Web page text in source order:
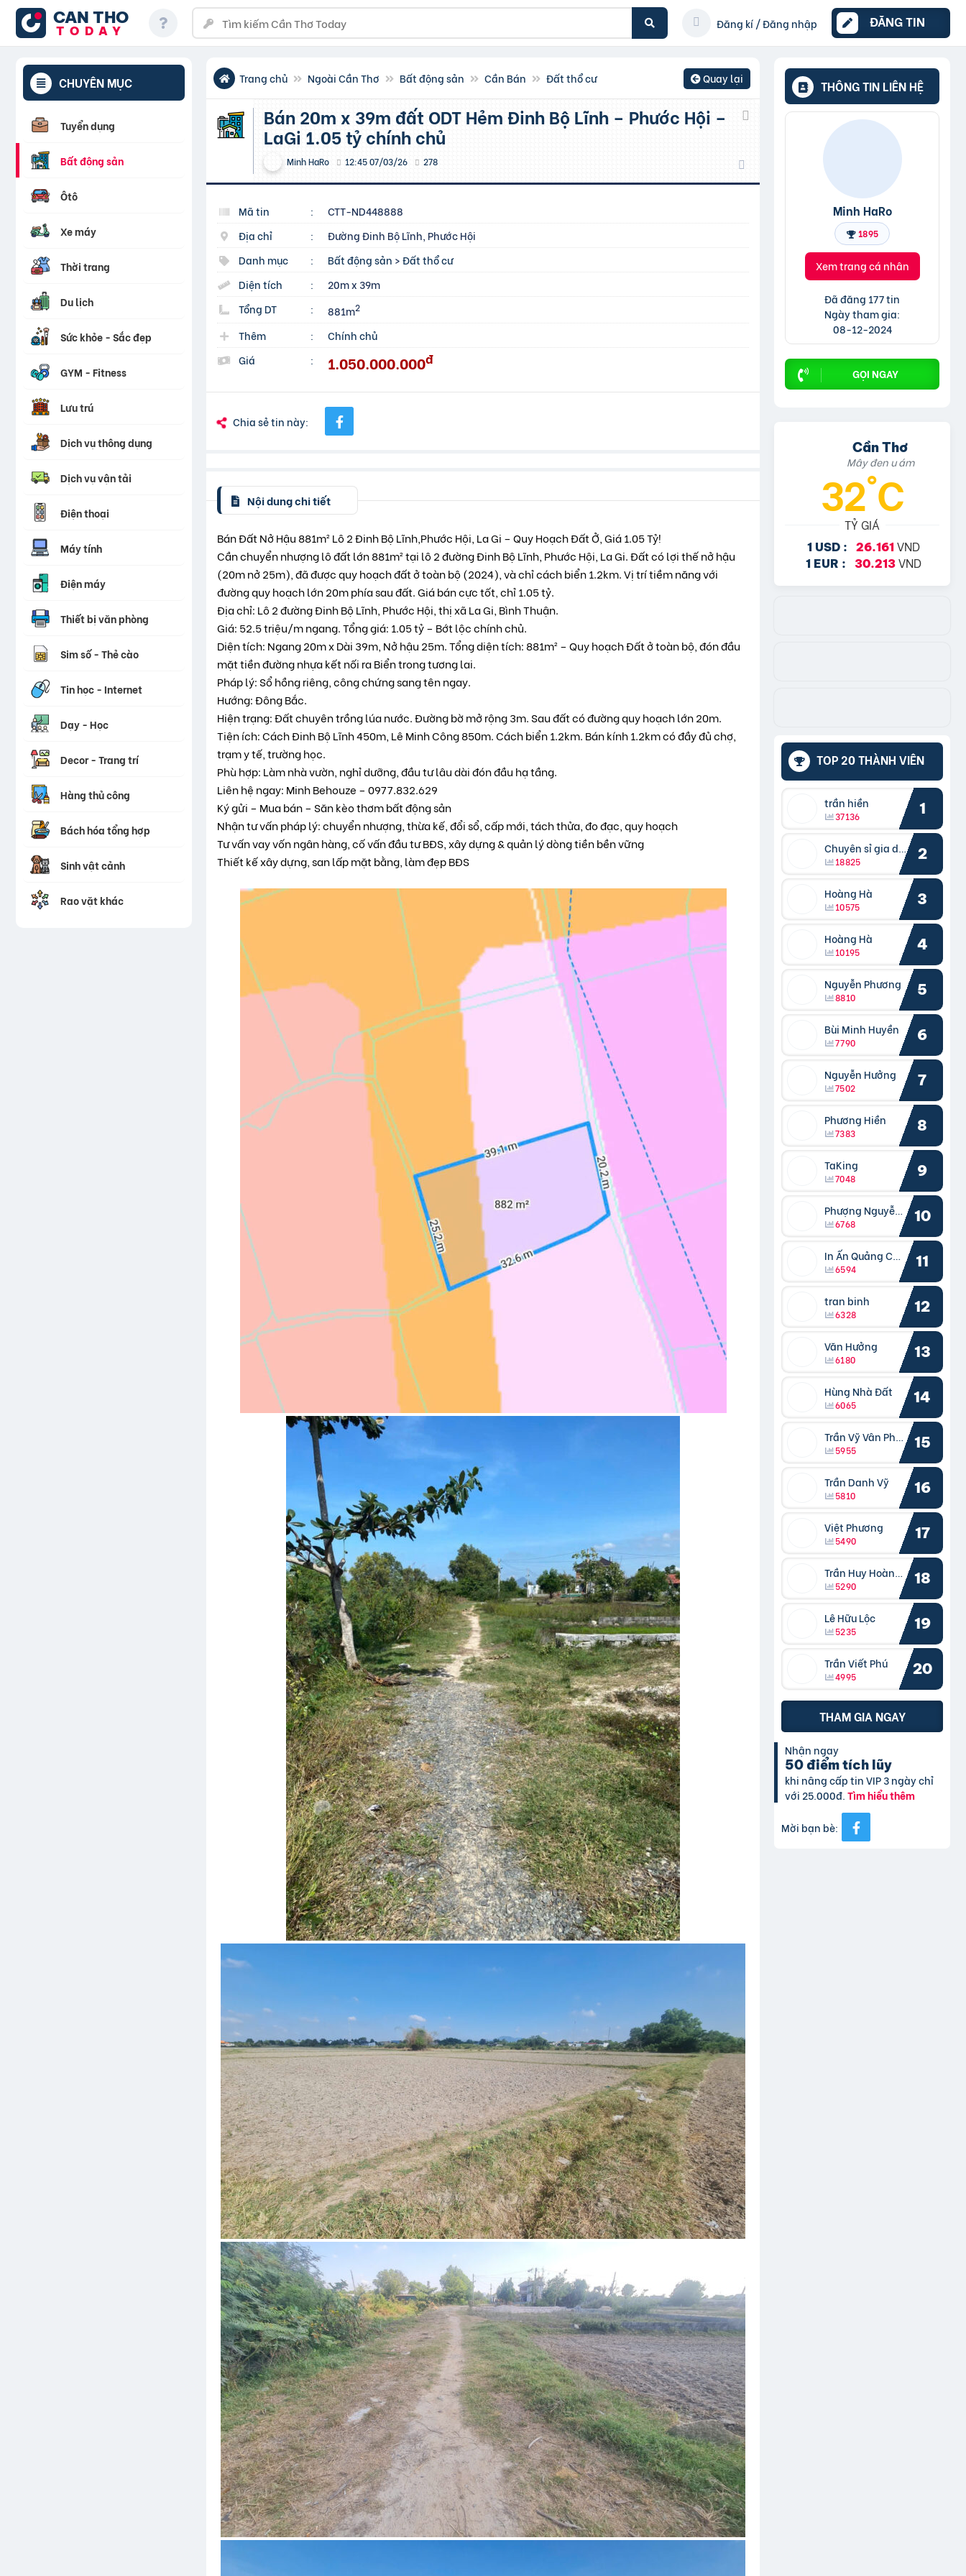
CAN THO
TODAY
Đăng kí / Đăng nhập ĐĂNG TIN
CHUYÊN MỤC
Tuyển dụng
Bất động sản
Ôtô
Xe máy
Thời trang
Du lịch
Sức khỏe - Sắc đẹp
GYM - Fitness
Lưu trú
Dịch vụ thông dụng
Dịch vụ vận tải
Điện thoại
Máy tính
Điện máy
Thiết bị văn phòng
Sim số - Thẻ cào
Tin học - Internet
Dạy - Học
Decor - Trang trí
Hàng thủ công
Bách hóa tổng hợp
Sinh vật cảnh
Rao vặt khác
Trang chủ Ngoài Cần Thơ Bất động sản Cần Bán Đất thổ cư Quay lại
Bán 20m x 39m đất ODT Hẻm Đinh Bộ Lĩnh – Phước Hội –
LaGi 1.05 tỷ chính chủ
Minh HaRo 12:45 07/03/26 278
Mã tin :
CTT-ND448888
Địa chỉ
:
Đường Đinh Bộ Lĩnh, Phước Hội
Danh mục
: Bất động sản >Đất thổ cư
Diện tích
:
20m x 39m
Tổng DT
: 881m2
Thêm :
Chính chủ
Giá
: 1.050.000.000đ
Chia sẻ tin này:
Nội dung chi tiết
Bán Đất Nở Hậu 881m² Lô 2 Đinh Bộ Lĩnh,Phước Hội, La Gi – Quy Hoạch Đất Ở, Giá 1.05 Tỷ!
Cần chuyển nhượng lô đất lớn 881m² tại lô 2 đường Đinh Bộ Lĩnh, Phước Hội, La Gi. Đất có lợi thế nở hậu
(20m nở 25m), đã được quy hoạch đất ở toàn bộ (2024), và chỉ cách biển 1.2km. Vị trí tiềm năng với
đường quy hoạch lớn 20m phía sau đất. Giá bán cực tốt, chỉ 1.05 tỷ.
Địa chỉ: Lô 2 đường Đinh Bộ Lĩnh, Phước Hội, thị xã La Gi, Bình Thuận.
Giá: 52.5 triệu/m ngang. Tổng giá: 1.05 tỷ – Bớt lộc chính chủ.
Diện tích: Ngang 20m x Dài 39m, Nở hậu 25m. Tổng diện tích: 881m² – Quy hoạch Đất ở toàn bộ, đón đầu
mặt tiền đường nhựa kết nối ra Biển trong tương lai.
Pháp lý: Sổ hồng riêng, công chứng sang tên ngay.
Hướng: Đông Bắc.
Hiện trạng: Đất chuyên trồng lúa nước. Đường bờ mở rộng 3m. Sau đất có đường quy hoạch lớn 20m.
Tiện ích: Cách Đinh Bộ Lĩnh 450m, Lê Minh Công 850m. Cách biển 1.2km. Bán kính 1.2km có đầy đủ chợ,
trạm y tế, trường học.
Phù hợp: Làm nhà vườn, nghỉ dưỡng, đầu tư lâu dài đón đầu hạ tầng.
Liên hệ ngay: Minh Behouze – 0977.832.629
Ký gửi – Mua bán – Săn kèo thơm bất động sản
Nhận tư vấn pháp lý: chuyển nhượng, thừa kế, đổi sổ, cấp mới, tách thửa, đo đạc, quy hoạch
Tư vấn vay vốn ngân hàng, cố vấn đầu tư BĐS, xây dựng & quản lý dòng tiền bền vững
Thiết kế xây dựng, san lấp mặt bằng, làm đẹp BĐS
THÔNG TIN LIÊN HỆ
Minh HaRo
1895
Xem trang cá nhân
Đã đăng 177 tin
Ngày tham gia:
08-12-2024
GỌI NGAY
Cần Thơ
Mây đen u ám
32°C
TỶ GIÁ
1 USD : 26.161 VND
1 EUR : 30.213 VND
TOP 20 THÀNH VIÊN
trần hiền
37136 1
Chuyên sỉ gia dụng
18825 2
Hoàng Hà
10575 3
Hoàng Hà
10195 4
Nguyễn Phương
8810 5
Bùi Minh Huyền
7790 6
Nguyễn Hưởng
7502 7
Phương Hiền
7383 8
TaKing
7048 9
Phượng Nguyễn Phượng
6768 10
In Ấn Quảng Cáo Cần Thơ
6594 11
tran binh
6328 12
Văn Hưởng
6180 13
Hùng Nhà Đất
6065 14
Trần Vỹ Vân Phong
5955 15
Trần Danh Vỹ
5810 16
Việt Phương
5490 17
Trần Huy Hoàng Bắc
5290 18
Lê Hữu Lộc
5235 19
Trần Viết Phú
4995 20
THAM GIA NGAY
Nhận ngay
50 điểm tích lũy
khi nâng cấp tin VIP 3 ngày chỉ
với 25.000đ.Tìm hiểu thêm
Mời bạn bè: